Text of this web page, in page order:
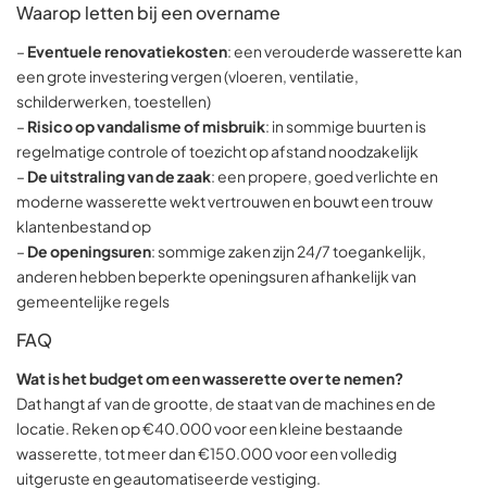
Waarop letten bij een overname
– Eventuele renovatiekosten: een verouderde wasserette kan
een grote investering vergen (vloeren, ventilatie,
schilderwerken, toestellen)
– Risico op vandalisme of misbruik: in sommige buurten is
regelmatige controle of toezicht op afstand noodzakelijk
– De uitstraling van de zaak: een propere, goed verlichte en
moderne wasserette wekt vertrouwen en bouwt een trouw
klantenbestand op
– De openingsuren: sommige zaken zijn 24/7 toegankelijk,
anderen hebben beperkte openingsuren afhankelijk van
gemeentelijke regels
FAQ
Wat is het budget om een wasserette over te nemen?
Dat hangt af van de grootte, de staat van de machines en de
locatie. Reken op €40.000 voor een kleine bestaande
wasserette, tot meer dan €150.000 voor een volledig
uitgeruste en geautomatiseerde vestiging.